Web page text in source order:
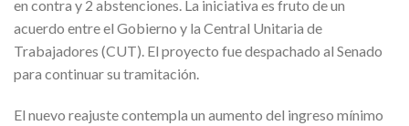
en contra y 2 abstenciones. La iniciativa es fruto de un
acuerdo entre el Gobierno y la Central Unitaria de
Trabajadores (CUT). El proyecto fue despachado al Senado
para continuar su tramitación.
El nuevo reajuste contempla un aumento del ingreso mínimo